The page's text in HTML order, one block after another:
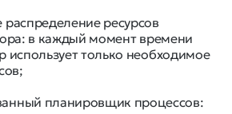
ресурсов
в каждый момент времени
использует только необходимое
планировщик процессов: